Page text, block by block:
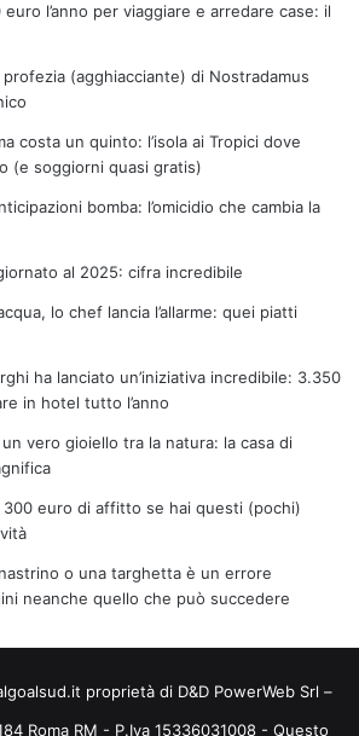
l’anno per viaggiare e arredare case: il
profezia (agghiacciante) di Nostradamus
costa un quinto: l’isola ai Tropici dove
(e soggiorni quasi gratis)
bomba: l’omicidio che cambia la
al 2025: cifra incredibile
lo chef lancia l’allarme: quei piatti
ha lanciato un’iniziativa incredibile: 3.350
in hotel tutto l’anno
vero gioiello tra la natura: la casa di
300 euro di affitto se hai questi (pochi)
o una targhetta è un errore
neanche quello che può succedere
proprietà di D&D PowerWeb Srl –
Roma RM - P.Iva 15336031008 - Questo